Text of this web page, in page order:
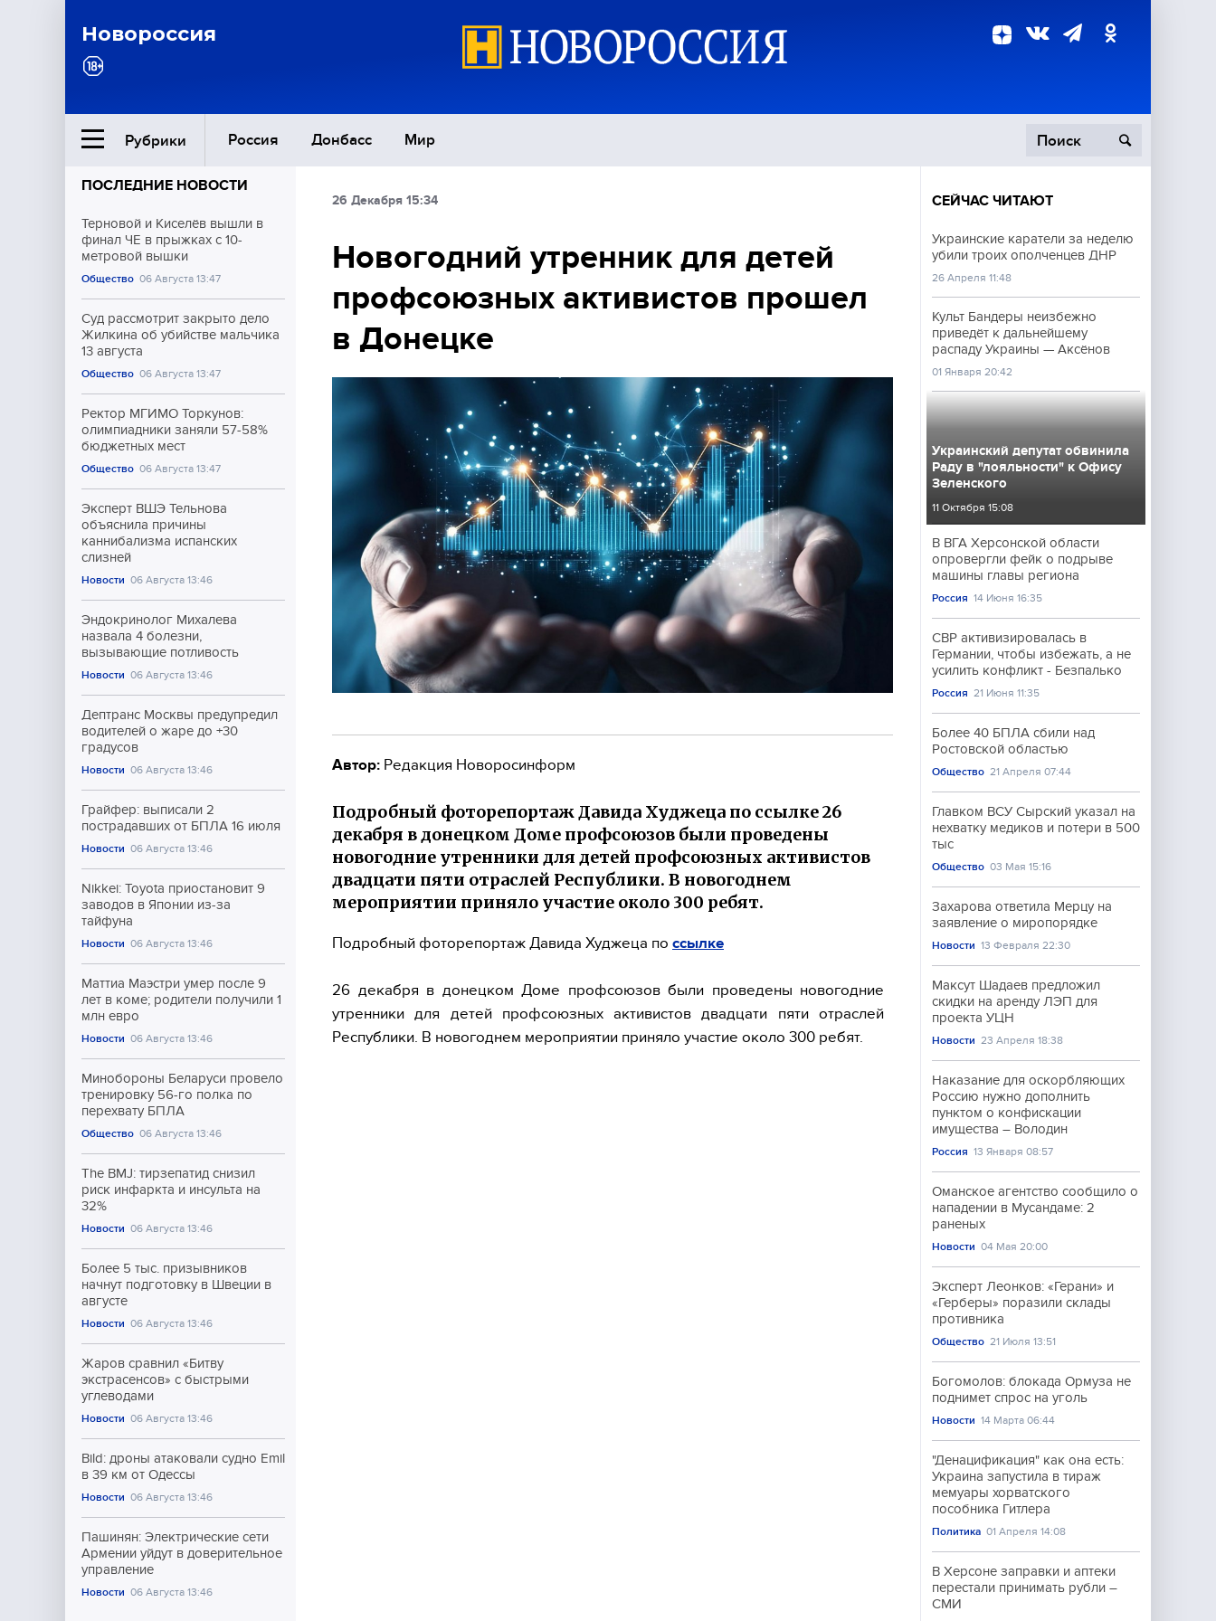
Новороссия
Рубрики Россия Донбасс Мир
Ближний Восток
Общество
Экономика
Происшествия
Культура
ПОСЛЕДНИЕ НОВОСТИ
Терновой и Киселёв вышли в
финал ЧЕ в прыжках с 10-
метровой вышки
Общество 06 Августа 13:47
Суд рассмотрит закрыто дело
Жилкина об убийстве мальчика
13 августа
Общество 06 Августа 13:47
Ректор МГИМО Торкунов:
олимпиадники заняли 57-58%
бюджетных мест
Общество 06 Августа 13:47
Эксперт ВШЭ Тельнова
объяснила причины
каннибализма испанских
слизней
Новости 06 Августа 13:46
Эндокринолог Михалева
назвала 4 болезни,
вызывающие потливость
Новости 06 Августа 13:46
Дептранс Москвы предупредил
водителей о жаре до +30
градусов
Новости 06 Августа 13:46
Грайфер: выписали 2
пострадавших от БПЛА 16 июля
Новости 06 Августа 13:46
Nikkei: Toyota приостановит 9
заводов в Японии из-за
тайфуна
Новости 06 Августа 13:46
Маттиа Маэстри умер после 9
лет в коме; родители получили 1
млн евро
Новости 06 Августа 13:46
Минобороны Беларуси провело
тренировку 56-го полка по
перехвату БПЛА
Общество 06 Августа 13:46
The BMJ: тирзепатид снизил
риск инфаркта и инсульта на
32%
Новости 06 Августа 13:46
Более 5 тыс. призывников
начнут подготовку в Швеции в
августе
Новости 06 Августа 13:46
Жаров сравнил «Битву
экстрасенсов» с быстрыми
углеводами
Новости 06 Августа 13:46
Bild: дроны атаковали судно Emil
в 39 км от Одессы
Новости 06 Августа 13:46
Пашинян: Электрические сети
Армении уйдут в доверительное
управление
Новости 06 Августа 13:46
26 Декабря 15:34
Новогодний утренник для детей
профсоюзных активистов прошел
в Донецке
Автор: Редакция Новоросинформ
Подробный фоторепортаж Давида Худжеца по ссылке 26
декабря в донецком Доме профсоюзов были проведены
новогодние утренники для детей профсоюзных активистов
двадцати пяти отраслей Республики. В новогоднем
мероприятии приняло участие около 300 ребят.
Подробный фоторепортаж Давида Худжеца по ссылке
26 декабря в донецком Доме профсоюзов были проведены новогодние
утренники для детей профсоюзных активистов двадцати пяти отраслей
Республики. В новогоднем мероприятии приняло участие около 300 ребят.
СЕЙЧАС ЧИТАЮТ
Украинские каратели за неделю
убили троих ополченцев ДНР
26 Апреля 11:48
Культ Бандеры неизбежно
приведёт к дальнейшему
распаду Украины — Аксёнов
01 Января 20:42
Украинский депутат обвинила
Раду в "лояльности" к Офису
Зеленского
11 Октября 15:08
В ВГА Херсонской области
опровергли фейк о подрыве
машины главы региона
Россия 14 Июня 16:35
СВР активизировалась в
Германии, чтобы избежать, а не
усилить конфликт - Безпалько
Россия 21 Июня 11:35
Более 40 БПЛА сбили над
Ростовской областью
Общество 21 Апреля 07:44
Главком ВСУ Сырский указал на
нехватку медиков и потери в 500
тыс
Общество 03 Мая 15:16
Захарова ответила Мерцу на
заявление о миропорядке
Новости 13 Февраля 22:30
Максут Шадаев предложил
скидки на аренду ЛЭП для
проекта УЦН
Новости 23 Апреля 18:38
Наказание для оскорбляющих
Россию нужно дополнить
пунктом о конфискации
имущества – Володин
Россия 13 Января 08:57
Оманское агентство сообщило о
нападении в Мусандаме: 2
раненых
Новости 04 Мая 20:00
Эксперт Леонков: «Герани» и
«Герберы» поразили склады
противника
Общество 21 Июля 13:51
Богомолов: блокада Ормуза не
поднимет спрос на уголь
Новости 14 Марта 06:44
"Денацификация" как она есть:
Украина запустила в тираж
мемуары хорватского
пособника Гитлера
Политика 01 Апреля 14:08
В Херсоне заправки и аптеки
перестали принимать рубли –
СМИ